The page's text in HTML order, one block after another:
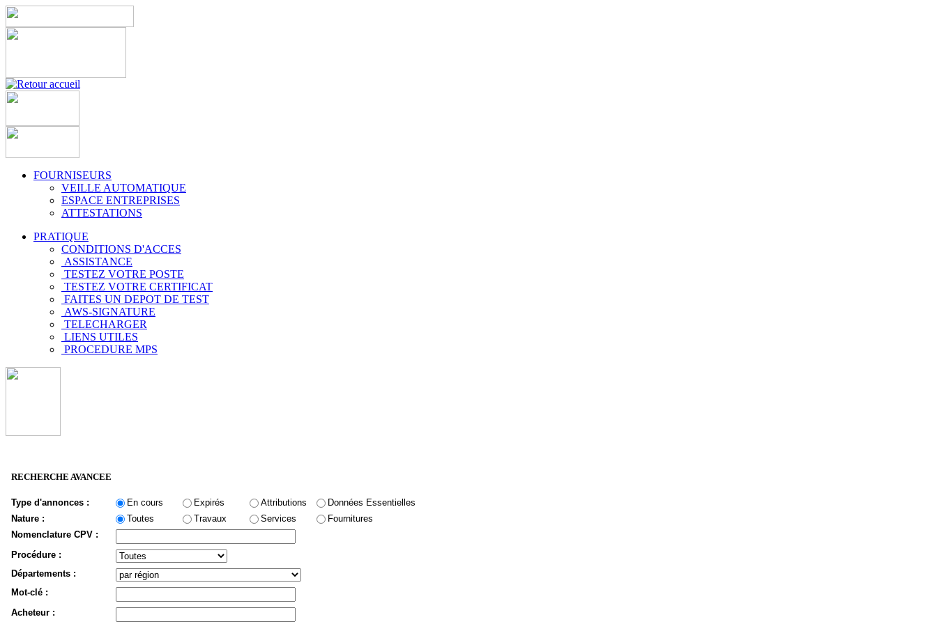
FOURNISEURS
VEILLE AUTOMATIQUE
ESPACE ENTREPRISES
ATTESTATIONS
PRATIQUE
CONDITIONS D'ACCES
ASSISTANCE
TESTEZ VOTRE POSTE
TESTEZ VOTRE CERTIFICAT
FAITES UN DEPOT DE TEST
AWS-SIGNATURE
TELECHARGER
LIENS UTILES
PROCEDURE MPS
RECHERCHE AVANCEE
Type d'annonces : En cours Expirés Attributions
Données Essentielles
Nature :
Toutes Travaux Services
Fournitures
Nomenclature CPV :
Procédure :
Départements :
Mot-clé :
Acheteur :